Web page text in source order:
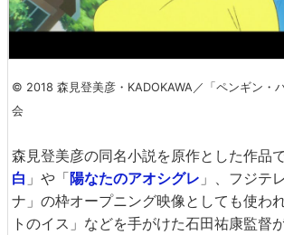
© 2018 森見登美彦・KADOKAWA／「ペンギン・
会
森見登美彦の同名小説を原作とした作品
白 」や「陽なたのアオシグレ 」、フジテ
ナ」の枠オープニング映像としても使わ
トのイス」などを手がけた石田祐康監督